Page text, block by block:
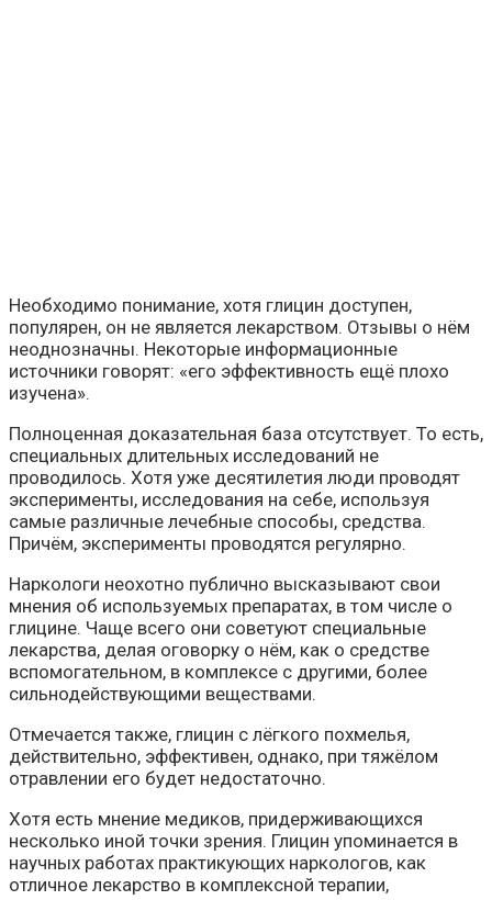
Необходимо понимание, хотя глицин доступен,
популярен, он не является лекарством. Отзывы о нём
неоднозначны. Некоторые информационные
источники говорят: «его эффективность ещё плохо
изучена».
Полноценная доказательная база отсутствует. То есть,
специальных длительных исследований не
проводилось. Хотя уже десятилетия люди проводят
эксперименты, исследования на себе, используя
самые различные лечебные способы, средства.
Причём, эксперименты проводятся регулярно.
Наркологи неохотно публично высказывают свои
мнения об используемых препаратах, в том числе о
глицине. Чаще всего они советуют специальные
лекарства, делая оговорку о нём, как о средстве
вспомогательном, в комплексе с другими, более
сильнодействующими веществами.
Отмечается также, глицин с лёгкого похмелья,
действительно, эффективен, однако, при тяжёлом
отравлении его будет недостаточно.
Хотя есть мнение медиков, придерживающихся
несколько иной точки зрения. Глицин упоминается в
научных работах практикующих наркологов, как
отличное лекарство в комплексной терапии,